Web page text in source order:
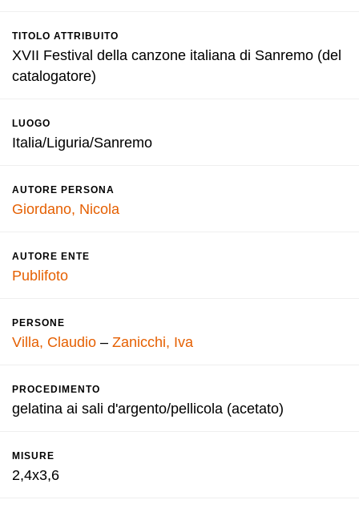
TITOLO ATTRIBUITO
XVII Festival della canzone italiana di Sanremo (del
catalogatore)
LUOGO
Italia/Liguria/Sanremo
AUTORE PERSONA
Giordano, Nicola
AUTORE ENTE
Publifoto
PERSONE
Villa, Claudio – Zanicchi, Iva
PROCEDIMENTO
gelatina ai sali d'argento/pellicola (acetato)
MISURE
2,4x3,6